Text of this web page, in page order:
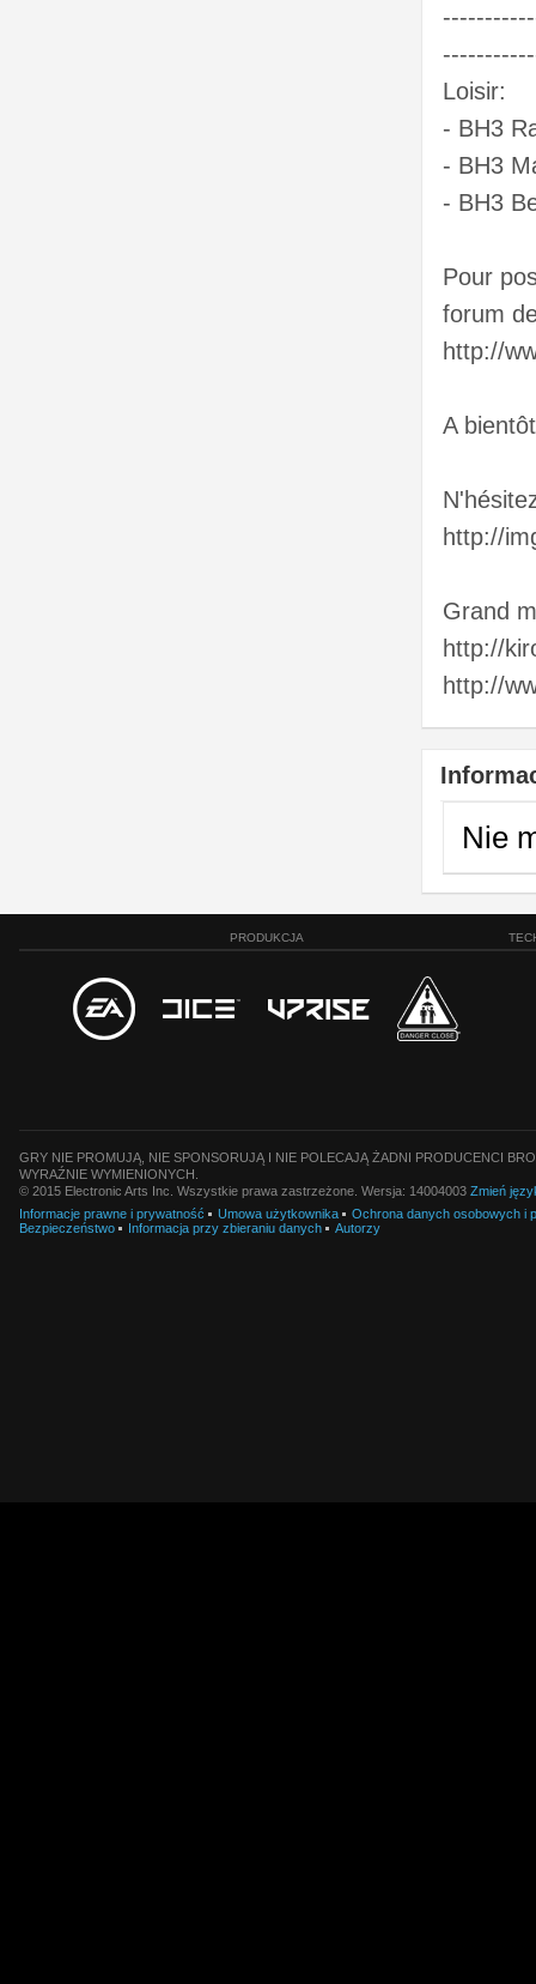
Loisir:
- BH3
- BH3
- BH3
Pour
forum
http://
A
http://
Grand
http://
http://
Nie
PRODUKCJA
GRY NIE PROMUJĄ, NIE SPONSORUJĄ I NIE POLECAJĄ ŻADNI PRODUCENCI
WYRAŹNIE WYMIENIONYCH.
© 2015 Electronic Arts Inc. Wszystkie prawa zastrzeżone. Wersja: 14004003 Zmień
Informacje prawne i prywatność
Umowa użytkownika
Ochrona danych osobowych i
Bezpieczeństwo
Informacja przy zbieraniu danych Autorzy